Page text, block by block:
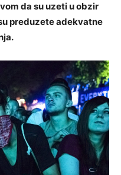
da su uzeti u obzir
preduzete adekvatne